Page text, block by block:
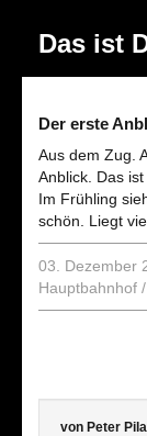
Das ist
Der erste
Aus dem Zug.
Anblick. Das
Im Frühling
schön. Liegt
03. Dezember
Hauptbahnhof /
von Peter